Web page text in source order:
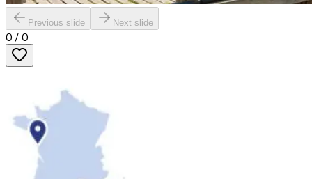
Previous slide Next slide
0 / 0